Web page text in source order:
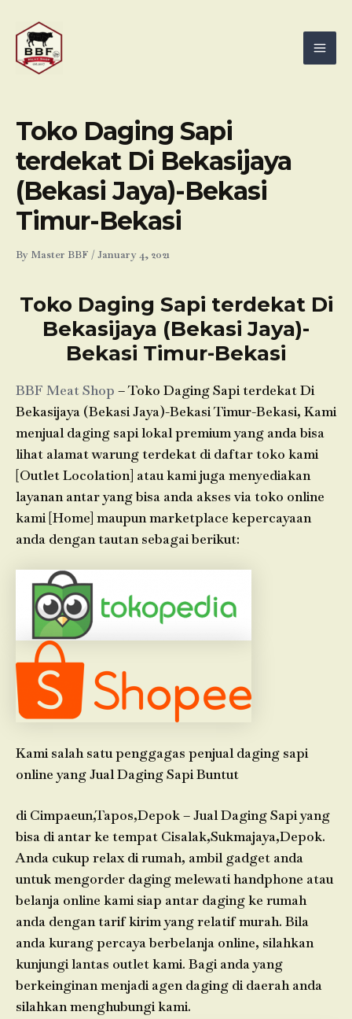
content
Toko Daging Sapi
terdekat Di Bekasijaya
(Bekasi Jaya)-Bekasi
Timur-Bekasi
By Master BBF /January 4, 2021
Toko Daging Sapi terdekat Di
Bekasijaya (Bekasi Jaya)-
Bekasi Timur-Bekasi
BBF Meat Shop – Toko Daging Sapi terdekat Di
Bekasijaya (Bekasi Jaya)-Bekasi Timur-Bekasi, Kami
menjual daging sapi lokal premium yang anda bisa
lihat alamat warung terdekat di daftar toko kami
[Outlet Locolation] atau kami juga menyediakan
layanan antar yang bisa anda akses via toko online
kami [Home] maupun marketplace kepercayaan
anda dengan tautan sebagai berikut:
Kami salah satu penggagas penjual daging sapi
online yang Jual Daging Sapi Buntut
di Cimpaeun,Tapos,Depok – Jual Daging Sapi yang
bisa di antar ke tempat Cisalak,Sukmajaya,Depok.
Anda cukup relax di rumah, ambil gadget anda
untuk mengorder daging melewati handphone atau
belanja online kami siap antar daging ke rumah
anda dengan tarif kirim yang relatif murah. Bila
anda kurang percaya berbelanja online, silahkan
kunjungi lantas outlet kami. Bagi anda yang
berkeinginan menjadi agen daging di daerah anda
silahkan menghubungi kami.